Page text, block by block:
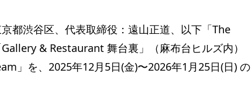
都渋谷区、代表取締役：遠山正道、以下「The
& Restaurant 舞台裏」（麻布台ヒルズ内）
」を、2025年12月5日(金)〜2026年1月25日(日) の